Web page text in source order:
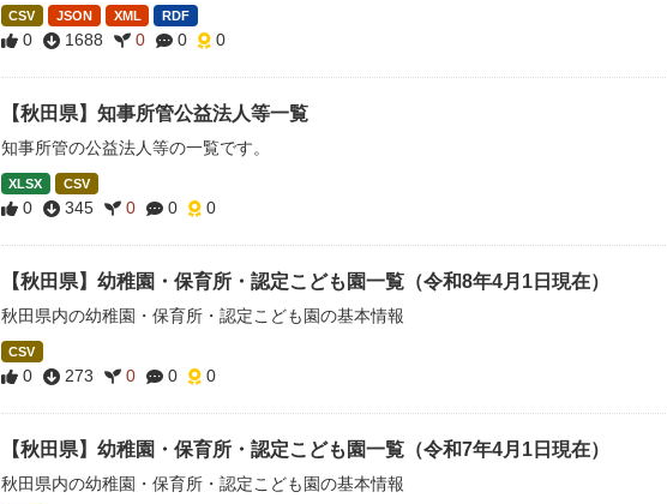
CSV JSON XML RDF
0 1688 0 0 0
【秋田県】知事所管公益法人等一覧
知事所管の公益法人等の一覧です。
XLSX CSV
0 345 0 0 0
【秋田県】幼稚園・保育所・認定こども園一覧（令和8年4月1日現在）
秋田県内の幼稚園・保育所・認定こども園の基本情報
CSV
0 273 0 0 0
【秋田県】幼稚園・保育所・認定こども園一覧（令和7年4月1日現在）
秋田県内の幼稚園・保育所・認定こども園の基本情報